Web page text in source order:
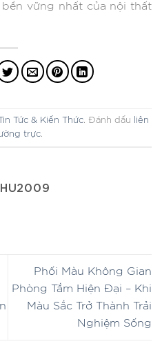
vững nhất của nội thất
Tức & Kiến Thức. Đánh dấu
liên
trực.
Phối Màu Không Gian
Phòng Tắm Hiện Đại – Khi
Màu Sắc Trở Thành Trải
Nghiệm Sống